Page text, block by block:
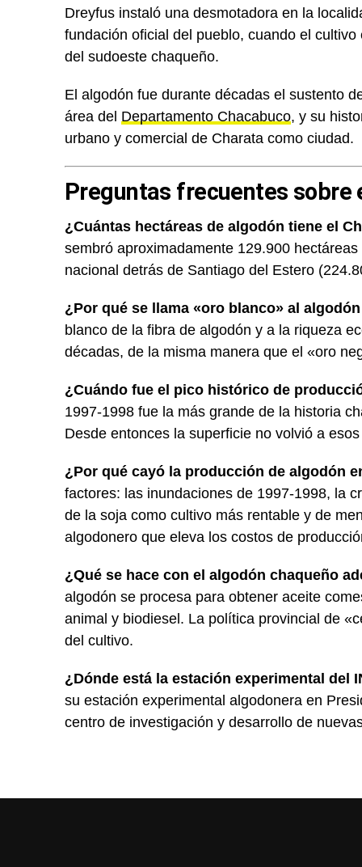
Dreyfus instaló una desmotadora en la
fundación oficial del pueblo, cuando el
del sudoeste chaqueño.
El algodón fue durante décadas el sustento
área del Departamento Chacabuco, y su
urbano y comercial de Charata como ciudad.
Preguntas frecuentes sobre
¿Cuántas hectáreas de algodón tiene el
sembró aproximadamente 129.900
nacional detrás de Santiago del Estero
¿Por qué se llama «oro blanco» al
blanco de la fibra de algodón y a la riqueza
décadas, de la misma manera que el «oro
¿Cuándo fue el pico histórico de
1997-1998 fue la más grande de la historia
Desde entonces la superficie no volvió a
¿Por qué cayó la producción de algodón
factores: las inundaciones de 1997-1998, la
de la soja como cultivo más rentable y de
algodonero que eleva los costos de
¿Qué se hace con el algodón chaqueño
algodón se procesa para obtener aceite
animal y biodiesel. La política provincial de
del cultivo.
¿Dónde está la estación experimental del
su estación experimental algodonera en
centro de investigación y desarrollo de